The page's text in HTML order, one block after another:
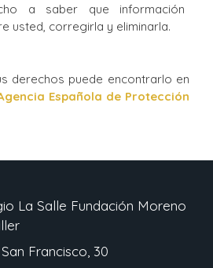
a saber que información
usted, corregirla y eliminarla.
derechos puede encontrarlo en
Española de Protección
La Salle Fundación Moreno
Francisco, 30